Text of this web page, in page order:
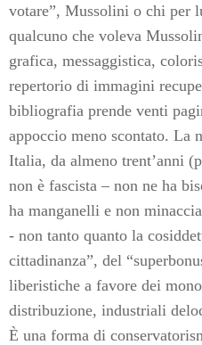
votare”, Mussolini o chi per
qualcuno che voleva
grafica, messaggistica,
repertorio di immagini
bibliografia prende venti
appoccio meno scontato. La
Italia, da almeno trent’anni
non è fascista – non ne ha
ha manganelli e non
- non tanto quanto la
cittadinanza”, del
liberistiche a favore dei
distribuzione, industriali
È una forma di